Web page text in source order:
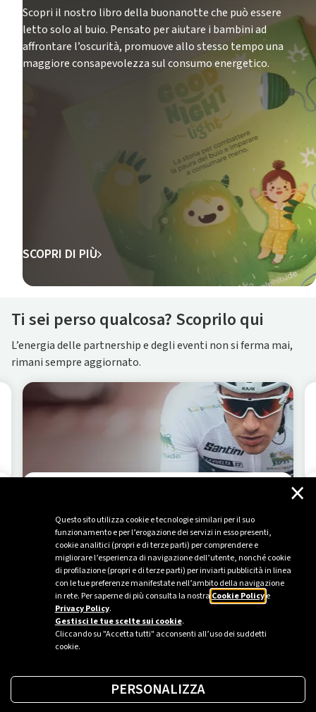
Questo sito utilizza cookie e tecnologie similari per il suo
funzionamento e per l’erogazione dei servizi in esso presenti,
cookie analitici (propri e di terze parti) per comprendere e
migliorare l’esperienza di navigazione dell’utente, nonché cookie
di profilazione (propri e di terze parti) per inviarti pubblicità in linea
con le tue preferenze manifestate nell’ambito della navigazione
in rete. Per saperne di più consulta la nostra Cookie Policye
Privacy Policy.
Gestisci le tue scelte sui cookie.
Cliccando su "Accetta tutti" acconsenti all’uso dei suddetti
cookie.
×
PERSONALIZZA
Scopri il nostro libro della buonanotte che può essere
letto solo al buio. Pensato per aiutare i bambini ad
affrontare l’oscurità, promuove allo stesso tempo una
maggiore consapevolezza sul consumo energetico.
SCOPRI DI PIÙ
Ti sei perso qualcosa? Scoprilo qui
L’energia delle partnership e degli eventi non si ferma mai,
rimani sempre aggiornato.
SCOPRI DI PIÙ